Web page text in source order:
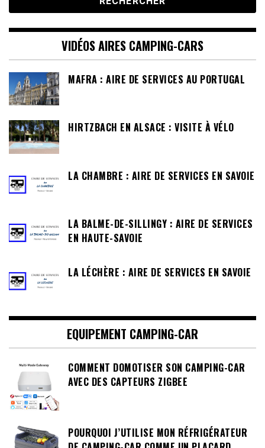
VIDÉOS AIRES CAMPING-CARS
MAFRA : AIRE DE SERVICES AU PORTUGAL
HIRTZBACH EN ALSACE : VISITE À VÉLO
LA CHAMBRE : AIRE DE SERVICES EN SAVOIE
LA BALME-DE-SILLINGY : AIRE DE SERVICES
EN HAUTE-SAVOIE
LA LÉCHÈRE : AIRE DE SERVICES EN SAVOIE
EQUIPEMENT CAMPING-CAR
COMMENT DOMOTISER SON CAMPING-CAR
AVEC DES CAPTEURS ZIGBEE
POURQUOI J’UTILISE MON RÉFRIGÉRATEUR